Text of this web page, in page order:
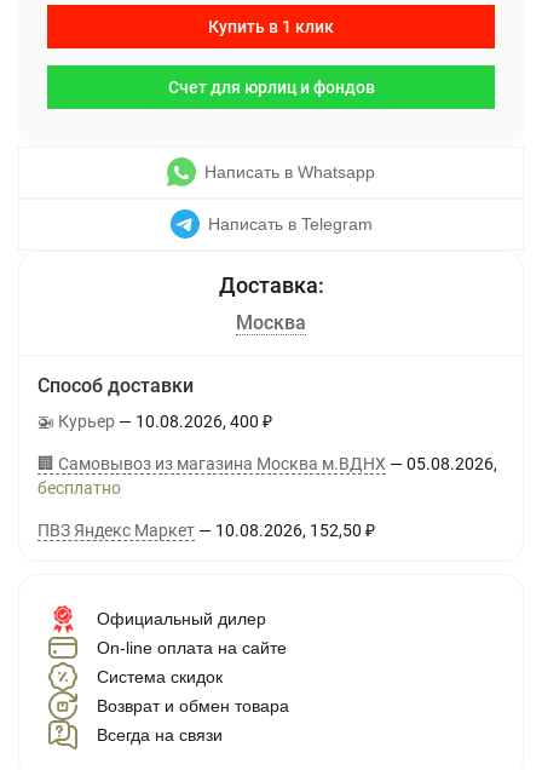
Купить в 1 клик
Счет для юрлиц и фондов
Написать в Whatsapp
Написать в Telegram
Москва
Способ доставки
🚁 Курьер 10.08.2026 400 ₽
🏢 Самовывоз из магазина Москва м.ВДНХ
05.08.2026
Бесплатно
ПВЗ Яндекс Маркет 10.08.2026 152,50 ₽
Официальный дилер
On-line оплата на сайте
Система скидок
Возврат и обмен товара
Всегда на связи